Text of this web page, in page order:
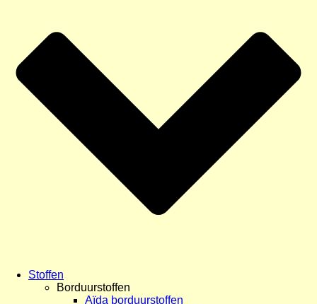
Stoffen
Borduurstoffen
Aïda borduurstoffen